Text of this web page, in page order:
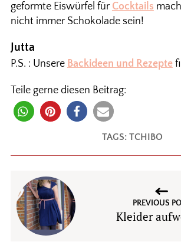
geformte Eiswürfel für Cocktails
nicht immer Schokolade sein!
Jutta
P.S. : Unsere Backideen und Rezepte
Teile gerne diesen Beitrag:
TAGS: TCHIBO
PREVIOUS
Kleider